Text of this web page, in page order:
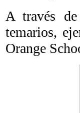
A través
temarios,
Orange